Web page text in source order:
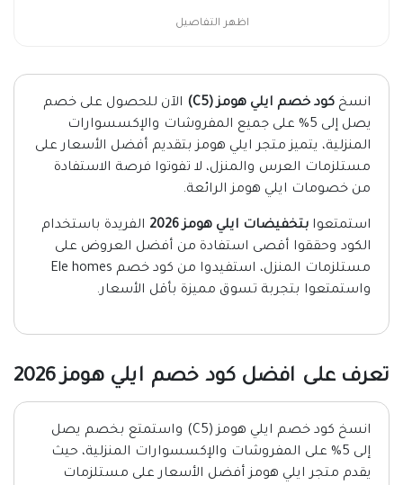
اظهر التفاصيل
انسخ كود خصم ايلي هومز (C5)
الآن للحصول على خصم
يصل إلى 5% على جميع المفروشات والإكسسوارات
المنزلية، يتميز متجر ايلي هومز بتقديم أفضل الأسعار على
مستلزمات العرس والمنزل، لا تفوتوا فرصة الاستفادة
من خصومات ايلي هومز الرائعة.
استمتعوا بتخفيضات ايلي هومز 2026
الفريدة باستخدام
الكود وحققوا أقصى استفادة من أفضل العروض على
مستلزمات المنزل، استفيدوا من كود خصم Ele homes
واستمتعوا بتجربة تسوق مميزة بأقل الأسعار.
تعرف على افضل كود خصم ايلي هومز 2026
انسخ كود خصم ايلي هومز (C5) واستمتع بخصم يصل
إلى 5% على المفروشات والإكسسوارات المنزلية، حيث
يقدم متجر ايلي هومز أفضل الأسعار على مستلزمات